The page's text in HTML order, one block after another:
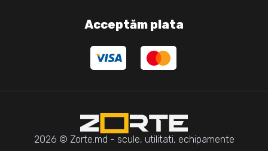
Acceptăm plata
2026 © Zorte.md - scule, utilitati, echipamente